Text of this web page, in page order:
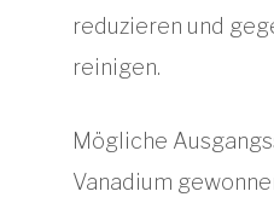
reduzieren und
reinigen.
Mögliche
Vanadium